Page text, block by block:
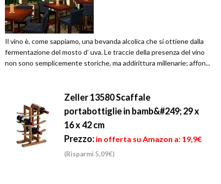
Il vino è, come sappiamo, una bevanda alcolica che si ottiene dalla
fermentazione del mosto d’ uva. Le traccie della presenza del vino
non sono semplicemente storiche, ma addirittura millenarie; affon...
Zeller 13580 Scaffale
portabottiglie in bamb&#249; 29 x
16 x 42 cm
Prezzo: in offerta su Amazon a: 19,9€
(Risparmi 5,09€)